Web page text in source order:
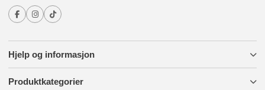
Hjelp og informasjon
Produktkategorier